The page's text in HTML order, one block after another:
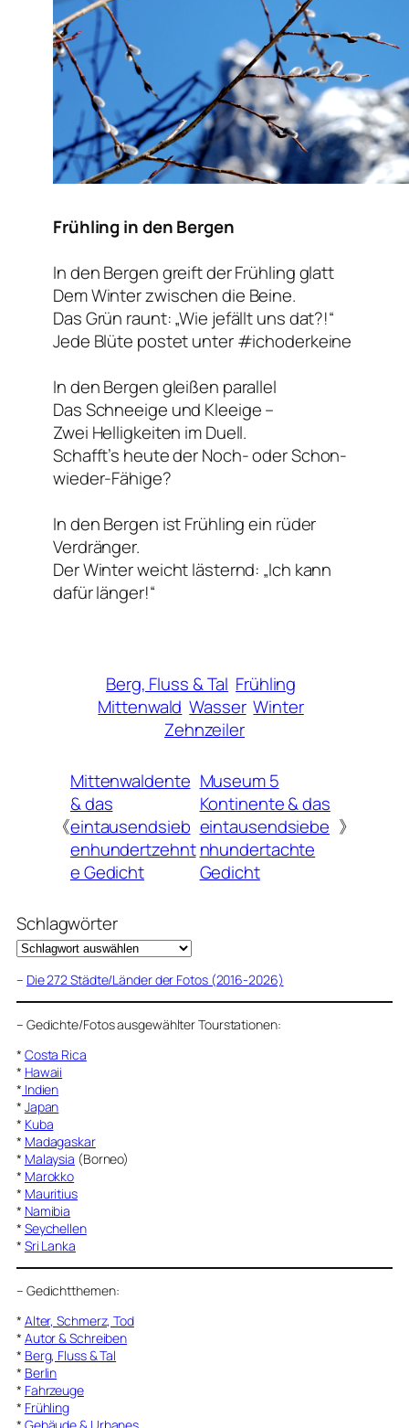
Frühling in den Bergen
In den Bergen greift der Frühling glatt
Dem Winter zwischen die Beine.
Das Grün raunt: „Wie jefällt uns dat?!“
Jede Blüte postet unter #ichoderkeine
In den Bergen gleißen parallel
Das Schneeige und Kleeige –
Zwei Helligkeiten im Duell.
Schafft’s heute der Noch- oder Schon-
wieder-Fähige?
In den Bergen ist Frühling ein rüder
Verdränger.
Der Winter weicht lästernd: „Ich kann
dafür länger!“
Berg, Fluss & Tal Frühling
Mittenwald Wasser Winter
Zehnzeiler
《
Mittenwaldente
& das
eintausendsieb
enhundertzehnt
e Gedicht
Museum 5
Kontinente & das
eintausendsiebe
nhundertachte
Gedicht
》
Schlagwörter
– Die 272 Städte/Länder der Fotos (2016-2026)
– Gedichte/Fotos ausgewählter Tourstationen:
* Costa Rica
* Hawaii
* Indien
* Japan
* Kuba
* Madagaskar
* Malaysia (Borneo)
* Marokko
* Mauritius
* Namibia
* Seychellen
* Sri Lanka
– Gedichtthemen:
* Alter, Schmerz, Tod
* Autor & Schreiben
* Berg, Fluss & Tal
* Berlin
* Fahrzeuge
* Frühling